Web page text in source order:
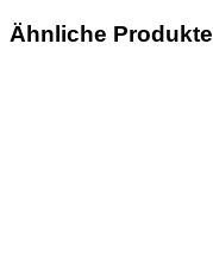
Ähnliche Produkte